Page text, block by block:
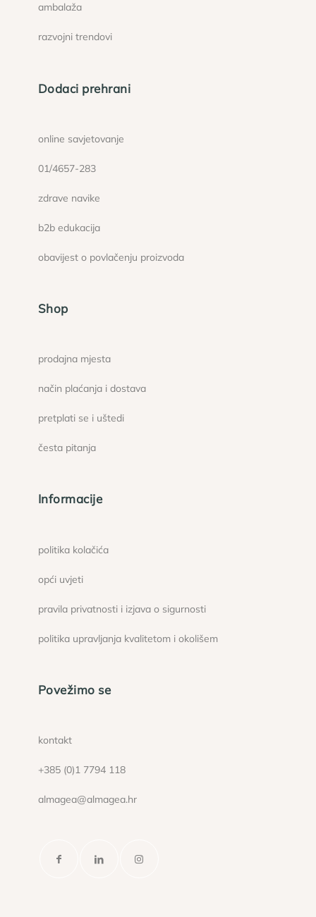
ambalaža
razvojni trendovi
Dodaci prehrani
online savjetovanje
01/4657-283
zdrave navike
b2b edukacija
obavijest o povlačenju proizvoda
Shop
prodajna mjesta
način plaćanja i dostava
pretplati se i uštedi
česta pitanja
Informacije
politika kolačića
opći uvjeti
pravila privatnosti i izjava o sigurnosti
politika upravljanja kvalitetom i okolišem
Povežimo se
kontakt
+385 (0)1 7794 118
almagea@almagea.hr